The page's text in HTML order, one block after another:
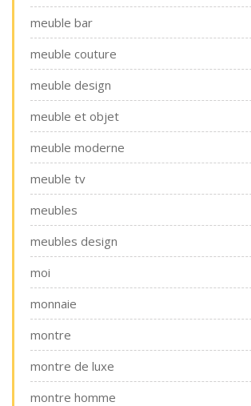
meuble bar
meuble couture
meuble design
meuble et objet
meuble moderne
meuble tv
meubles
meubles design
moi
monnaie
montre
montre de luxe
montre homme